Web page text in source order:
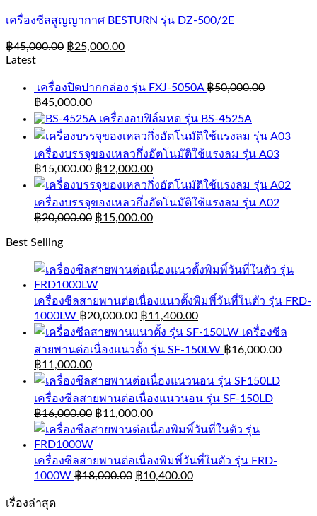
เครื่องซีลสูญญากาศ BESTURN รุ่น DZ-500/2E
฿45,000.00 ฿25,000.00
Latest
เครื่องปิดปากกล่อง รุ่น FXJ-5050A ฿50,000.00
฿45,000.00
เครื่องอบฟิล์มหด รุ่น BS-4525A
เครื่องบรรจุของเหลวกึ่งอัตโนมัติใช้แรงลม รุ่น A03
฿15,000.00 ฿12,000.00
เครื่องบรรจุของเหลวกึ่งอัตโนมัติใช้แรงลม รุ่น A02
฿20,000.00 ฿15,000.00
Best Selling
เครื่องซีลสายพานต่อเนื่องแนวตั้งพิมพิ์วันที่ในตัว รุ่น FRD-
1000LW ฿20,000.00 ฿11,400.00
เครื่องซีล
สายพานต่อเนื่องแนวตั้ง รุ่น SF-150LW ฿16,000.00
฿11,000.00
เครื่องซีลสายพานต่อเนื่องแนวนอน รุ่น SF-150LD
฿16,000.00 ฿11,000.00
เครื่องซีลสายพานต่อเนื่องพิมพิ์วันที่ในตัว รุ่น FRD-
1000W ฿18,000.00 ฿10,400.00
เรื่องล่าสุด